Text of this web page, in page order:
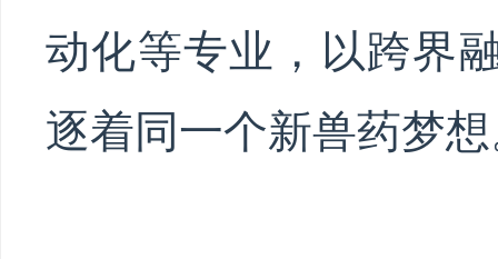
动化等专业，以跨界
逐着同一个新兽药梦